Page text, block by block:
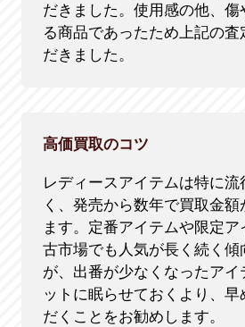
だきました。使用感の他、傷
る商品であったため上記の査
だきました。
高価買取のコツ
レディースアイテムは特に流
く、発売から数年で買取金額
ます。定番アイテムや限定ア
古市場でも人気が長く続く傾
が、出番が少なくなったアイ
ットに眠らせておくより、早
だくことをお勧めします。